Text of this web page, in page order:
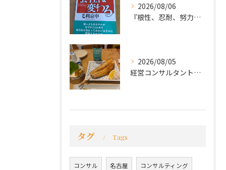
2026/08/06
『根性、忍耐、努力という言葉は死語なのか』
2026/08/05
経営コンサルタントのモーちゃん・毛利京申です。
タグ Tags
コンサル 名古屋 コンサルティング